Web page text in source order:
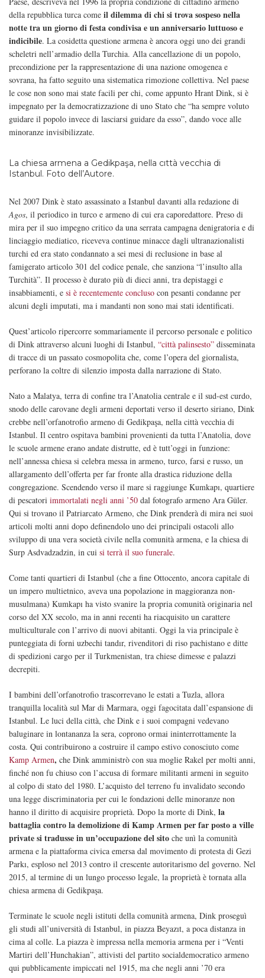
della repubblica turca come il dilemma di chi si trova sospeso nella
notte tra un giorno di festa condivisa e un anniversario luttuoso e
indicibile. La cosidetta questione armena è ancora oggi uno dei grandi
scheletri nell’armadio della Turchia. Alla cancellazione di un popolo,
precondizione per la rappresentazione di una nazione omogenea e
sovrana, ha fatto seguito una sistematica rimozione collettiva. Nel paese
le cose non sono mai state facili per chi, come appunto Hrant Dink, si è
impegnato per la democratizzazione di uno Stato che “ha sempre voluto
guidare il popolo invece di lasciarsi guidare da esso”, dando voce alle
minoranze invisibilizzate.
La chiesa armena a Gedikpaşa, nella cıttà vecchia di
Istanbul. Foto dell’Autore.
Nel 2007 Dink è stato assassinato a Istanbul davanti alla redazione di
Agos, il periodico in turco e armeno di cui era caporedattore. Preso di
mira per il suo impegno critico da una serrata campagna denigratoria e di
linciaggio mediatico, riceveva continue minacce dagli ultranazionalisti
turchi ed era stato condannato a sei mesi di reclusione in base al
famigerato articolo 301 del codice penale, che sanziona “l’insulto alla
Turchità”. Il processo è durato più di dieci anni, tra depistaggi e
insabbiamenti, e si è recentemente concluso con pesanti condanne per
alcuni degli imputati, ma i mandanti non sono mai stati identificati.
Quest’articolo ripercorre sommariamente il percorso personale e politico
di Dink attraverso alcuni luoghi di Istanbul, “città palinsesto” disseminata
di tracce di un passato cosmopolita che, come l’opera del giornalista,
perforano la coltre di silenzio imposta dalla narrazione di Stato.
Nato a Malatya, terra di confine tra l’Anatolia centrale e il sud-est curdo,
snodo delle carovane degli armeni deportati verso il deserto siriano, Dink
crebbe nell’orfanotrofio armeno di Gedikpaşa, nella città vecchia di
Istanbul. Il centro ospitava bambini provenienti da tutta l’Anatolia, dove
le scuole armene erano andate distrutte, ed è tutt’oggi in funzione:
nell’annessa chiesa si celebra messa in armeno, turco, farsi e russo, un
allargamento dell’offerta per far fronte alla drastica riduzione della
congregazione. Scendendo verso il mare si raggiunge Kumkapı, quartiere
di pescatori immortalati negli anni ’50 dal fotografo armeno Ara Güler.
Qui si trovano il Patriarcato Armeno, che Dink prenderà di mira nei suoi
articoli molti anni dopo definendolo uno dei principali ostacoli allo
sviluppo di una vera società civile nella comunità armena, e la chiesa di
Surp Asdvadzadzin, in cui si terrà il suo funerale.
Come tanti quartieri di Istanbul (che a fine Ottocento, ancora capitale di
un impero multietnico, aveva una popolazione in maggioranza non-
musulmana) Kumkapı ha visto svanire la propria comunità originaria nel
corso del XX secolo, ma in anni recenti ha riacquisito un carattere
multiculturale con l’arrivo di nuovi abitanti. Oggi la via principale è
punteggiata di forni uzbechi tandır, rivenditori di riso pachistano e ditte
di spedizioni cargo per il Turkmenistan, tra chiese dimesse e palazzi
decrepiti.
I bambini dell’orfanotrofio trascorrevano le estati a Tuzla, allora
tranquilla località sul Mar di Marmara, oggi fagocitata dall’espansione di
Istanbul. Le luci della città, che Dink e i suoi compagni vedevano
baluginare in lontananza la sera, coprono ormai ininterrottamente la
costa. Qui contribuirono a costruire il campo estivo conosciuto come
Kamp Armen, che Dink amministrò con sua moglie Rakel per molti anni,
finché non fu chiuso con l’accusa di formare militanti armeni in seguito
al colpo di stato del 1980. L’acquisto del terreno fu invalidato secondo
una legge discriminatoria per cui le fondazioni delle minoranze non
hanno il diritto di acquisire proprietà. Dopo la morte di Dink, la
battaglia contro la demolizione di Kamp Armen per far posto a ville
private si tradusse in un’occupazione del sito che unì la comunità
armena e la piattaforma civica emersa dal movimento di protesta di Gezi
Parkı, esploso nel 2013 contro il crescente autoritarismo del governo. Nel
2015, al termine di un lungo processo legale, la proprietà è tornata alla
chiesa armena di Gedikpaşa.
Terminate le scuole negli istituti della comunità armena, Dink proseguì
gli studi all’università di Istanbul, in piazza Beyazıt, a poca distanza in
cima al colle. La piazza è impressa nella memoria armena per i “Venti
Martiri dell’Hunchakian”, attivisti del partito socialdemocratico armeno
qui pubblicamente impiccati nel 1915, ma che negli anni ’70 era